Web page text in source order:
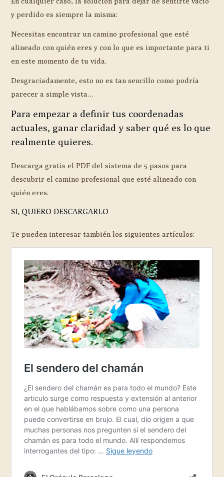
y perdido es siempre la misma:
Necesitas encontrar un camino profesional que esté
alineado con quién eres y con lo que es importante para ti
en este momento de tu vida.
Desgraciadamente, esto no es tan sencillo como podría
parecer a simple vista…
Para empezar a definir tus coordenadas
actuales, ganar claridad y saber qué es lo que
realmente quieres.
Descarga gratis el PDF del sistema de 5 pasos para
descubrir el camino profesional que esté alineado con
quién eres.
SI, QUIERO DESCARGARLO
Te pueden interesar también los siguientes artículos: